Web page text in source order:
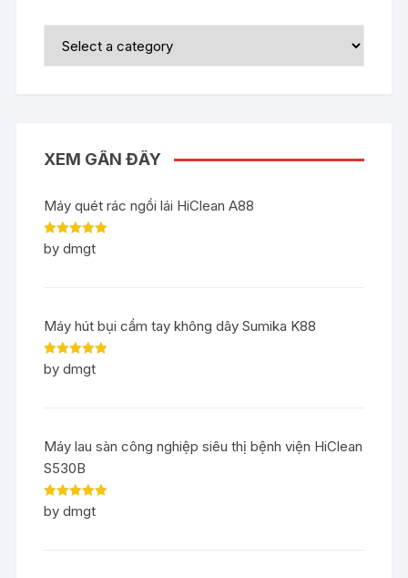
XEM GẦN ĐÂY
Máy quét rác ngồi lái HiClean A88
Rated5out
of 5
by dmgt
Máy hút bụi cầm tay không dây Sumika K88
Rated5out
of 5
by dmgt
Máy lau sàn công nghiệp siêu thị bệnh viện HiClean
S530B
Rated5out
of 5
by dmgt